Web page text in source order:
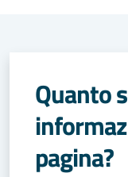
Quanto
pagina?